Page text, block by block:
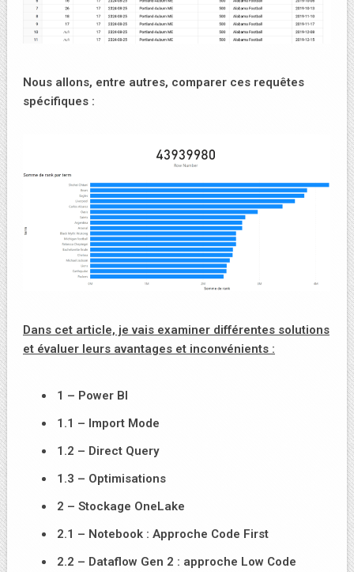
Nous allons, entre autres, comparer ces requêtes
spécifiques :
Dans cet article, je vais examiner différentes solutions
et évaluer leurs avantages et inconvénients :
1 – Power BI
1.1 – Import Mode
1.2 – Direct Query
1.3 – Optimisations
2 – Stockage OneLake
2.1 – Notebook : Approche Code First
2.2 – Dataflow Gen 2 : approche Low Code